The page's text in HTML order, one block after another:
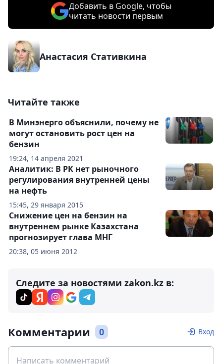
Добавить в Google, чтобы
читать новости первым
Анастасия Стативкина
Читайте также
19:24, 14 апреля 2021
В Минэнерго объяснили, почему не
могут остановить рост цен на
бензин
15:45, 29 января 2015
Аналитик: В РК нет рыночного
регулирования внутренней цены
на нефть
20:38, 05 июня 2012
Снижение цен на бензин на
внутреннем рынке Казахстана
прогнозирует глава МНГ
Следите за новостями zakon.kz в:
Комментарии 0 Вход